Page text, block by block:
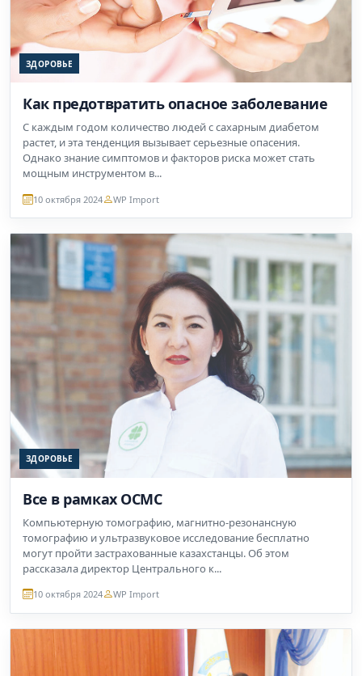
ЗДОРОВЬЕ
Как предотвратить опасное заболевание
С каждым годом количество людей с сахарным диабетом
растет, и эта тенденция вызывает серьезные опасения.
Однако знание симптомов и факторов риска может стать
мощным инструментом в...
10 октября 2024 WP Import
ЗДОРОВЬЕ
Все в рамках ОСМС
Компьютерную томографию, магнитно-резонансную
томографию и ультразвуковое исследование бесплатно
могут пройти застрахованные казахстанцы. Об этом
рассказала директор Центрального к...
10 октября 2024 WP Import